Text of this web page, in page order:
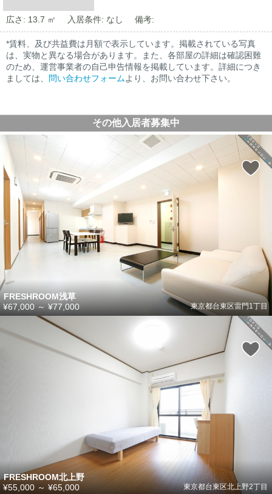
広さ: 13.7 ㎡ 入居条件: なし 備考:
*賃料、及び共益費は月額で表示しています。掲載されている写真
は、実物と異なる場合があります。また、各部屋の詳細は確認困難
のため、運営事業者の自己申告情報を掲載しています。詳細につき
ましては、
問い合わせフォームより、お問い合わせ下さい。
その他入居者募集中
FRESHROOM浅草
東京都台東区雷門1丁目
¥67,000～¥77,000
FRESHROOM北上野
東京都台東区北上野2丁目
¥55,000 ～ ¥65,000